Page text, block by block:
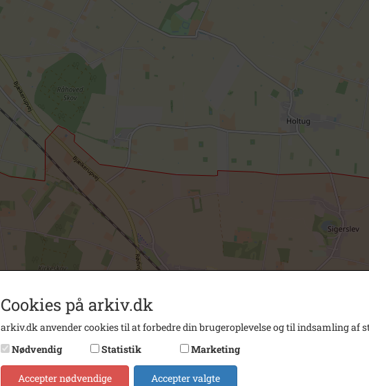
Cookies på arkiv.dk
arkiv.dk anvender cookies til at forbedre din brugeroplevelse og til indsamling af
Nødvendig
Statistik Marketing
Accepter nødvendige Accepter valgte